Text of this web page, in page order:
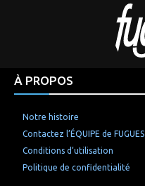
À PROPOS
Notre histoire
Contactez l’ÉQUIPE de FUGUES
Conditions d’utilisation
Politique de confidentialité